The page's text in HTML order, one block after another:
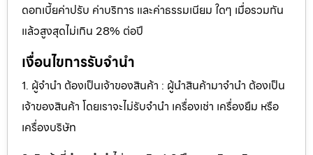
ดอกเบี้ยค่าปรับ ค่าบริการ และค่าธรรมเนียม ใดๆ เมื่อรวมกัน
แล้วสูงสุดไม่เกิน 28% ต่อปี
เงื่อนไขการรับจำนำ
1. ผู้จำนำ ต้องเป็นเจ้าของสินค้า : ผู้นำสินค้ามาจำนำ ต้องเป็น
เจ้าของสินค้า โดยเราจะไม่รับจำนำ เครื่องเช่า เครื่องยืม หรือ
เครื่องบริษัท